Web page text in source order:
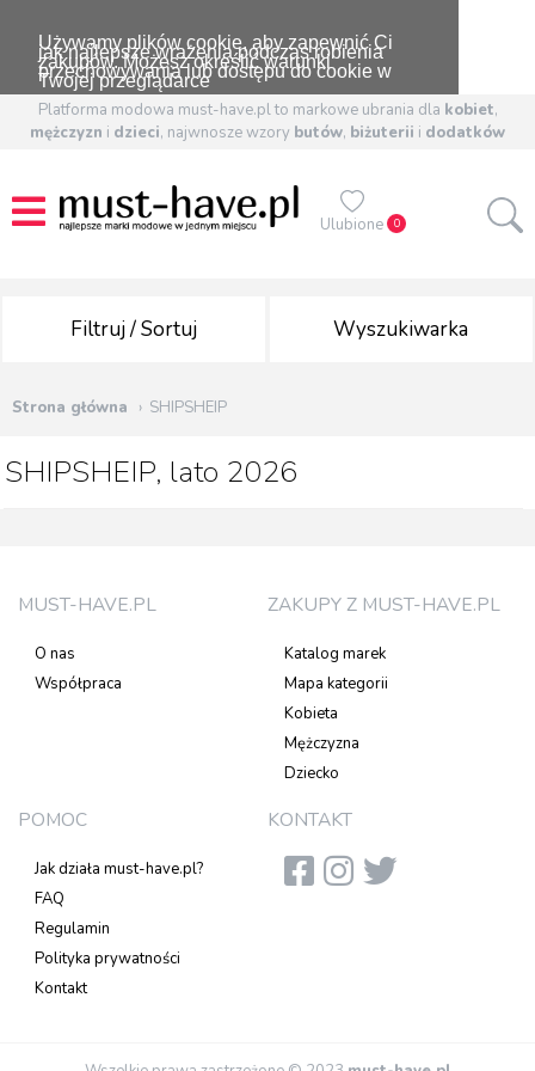
Używamy plików cookie, aby zapewnić Ci
jak najlepsze wrażenia podczas robienia
zakupów. Możesz określić warunki
przechowywania lub dostępu do cookie w
Twojej przeglądarce
Platforma modowa must-have.pl to markowe ubrania dla kobiet,
mężczyzn i dzieci, najwnosze wzory butów, biżuterii i dodatków
Ulubione 0
Filtruj / Sortuj Wyszukiwarka
Strona główna SHIPSHEIP
SHIPSHEIP, lato 2026
MUST-HAVE.PL
O nas
Współpraca
ZAKUPY Z MUST-HAVE.PL
Katalog marek
Mapa kategorii
Kobieta
Mężczyzna
Dziecko
POMOC
Jak działa must-have.pl?
FAQ
Regulamin
Polityka prywatności
Kontakt
KONTAKT